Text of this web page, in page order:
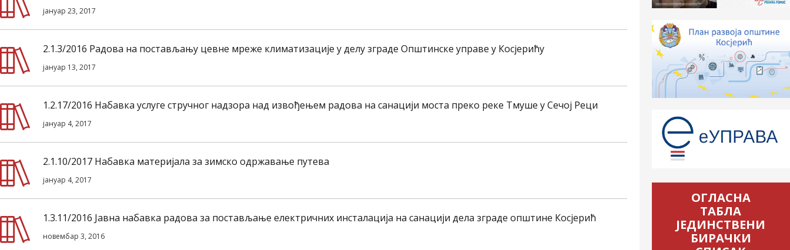
јануар 23, 2017
2.1.3/2016 Радова на постављању цевне мреже климатизације у делу зграде Општинске управе у Косјерићу
јануар 13, 2017
1.2.17/2016 Набавка услуге стручног надзора над извођењем радова на санацији моста преко реке Тмуше у Сечој Реци
јануар 4, 2017
2.1.10/2017 Набавка материјала за зимско одржавање путева
јануар 4, 2017
1.3.11/2016 Јавна набавка радова за постављање електричних инсталација на санацији дела зграде општине Косјерић
новембар 3, 2016
ОГЛАСНА
ТАБЛА
ЈЕДИНСТВЕНИ
БИРАЧКИ